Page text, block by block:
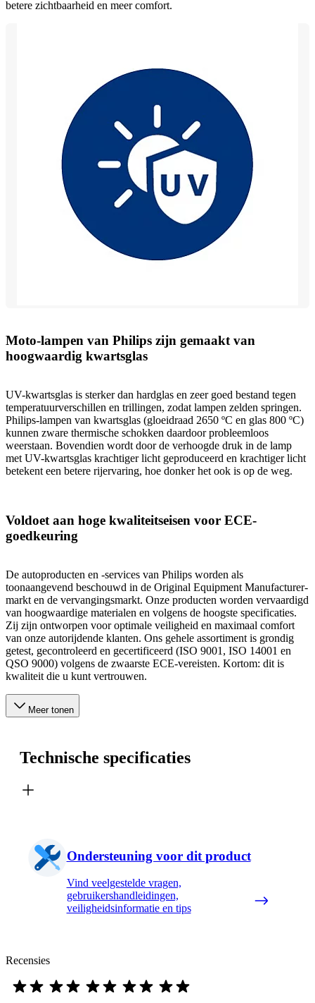
betere zichtbaarheid en meer comfort.
Moto-lampen van Philips zijn gemaakt van
hoogwaardig kwartsglas
UV-kwartsglas is sterker dan hardglas en zeer goed bestand tegen
temperatuurverschillen en trillingen, zodat lampen zelden springen.
Philips-lampen van kwartsglas (gloeidraad 2650 ºC en glas 800 ºC)
kunnen zware thermische schokken daardoor probleemloos
weerstaan. Bovendien wordt door de verhoogde druk in de lamp
met UV-kwartsglas krachtiger licht geproduceerd en krachtiger licht
betekent een betere rijervaring, hoe donker het ook is op de weg.
Voldoet aan hoge kwaliteitseisen voor ECE-
goedkeuring
De autoproducten en -services van Philips worden als
toonaangevend beschouwd in de Original Equipment Manufacturer-
markt en de vervangingsmarkt. Onze producten worden vervaardigd
van hoogwaardige materialen en volgens de hoogste specificaties.
Zij zijn ontworpen voor optimale veiligheid en maximaal comfort
van onze autorijdende klanten. Ons gehele assortiment is grondig
getest, gecontroleerd en gecertificeerd (ISO 9001, ISO 14001 en
QSO 9000) volgens de zwaarste ECE-vereisten. Kortom: dit is
kwaliteit die u kunt vertrouwen.
Meer tonen
Technische specificaties
Ondersteuning voor dit product
Vind veelgestelde vragen,
gebruikershandleidingen,
veiligheidsinformatie en tips
Recensies